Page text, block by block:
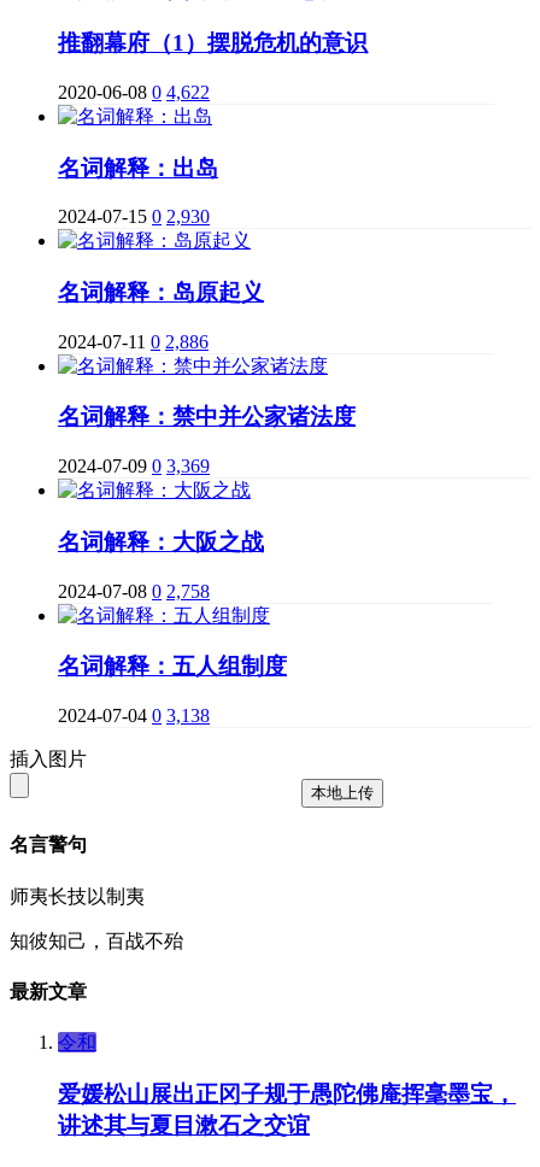
推翻幕府（1）摆脱危机的意识
2020-06-08 0 4,622
名词解释：出岛
2024-07-15 0 2,930
名词解释：岛原起义
2024-07-11 0 2,886
名词解释：禁中并公家诸法度
2024-07-09 0 3,369
名词解释：大阪之战
2024-07-08 0 2,758
名词解释：五人组制度
2024-07-04 0 3,138
插入图片
本地上传
名言警句
师夷长技以制夷
知彼知己，百战不殆
最新文章
令和
爱媛松山展出正冈子规于愚陀佛庵挥毫墨宝，
讲述其与夏目漱石之交谊